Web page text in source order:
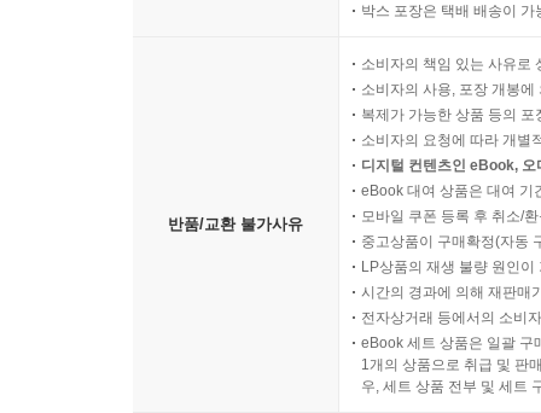
박스 포장은 택배 배송이
반품/교환 불가사유
소비자의 책임 있는 사유로
소비자의 사용, 포장 개봉
복제가 가능한 상품 등의
소비자의 요청에 따라 개별
디지털 컨텐츠인 eBook,
eBook 대여 상품은 대여 기
모바일 쿠폰 등록 후 취소/
중고상품이 구매확정(자동
LP상품의 재생 불량 원인
시간의 경과에 의해 재판매
전자상거래 등에서의 소비
eBook 세트 상품은 일괄 구
1개의 상품으로 취급 및 판
우, 세트 상품 전부 및 세트